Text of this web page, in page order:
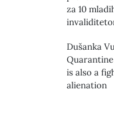
za 10
Dušanka
is also a
alienation